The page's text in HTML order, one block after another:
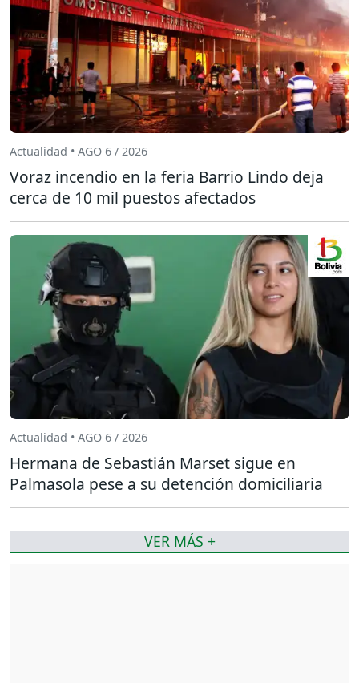
Actualidad • AGO 6 / 2026
Voraz incendio en la feria Barrio Lindo deja
cerca de 10 mil puestos afectados
Actualidad • AGO 6 / 2026
Hermana de Sebastián Marset sigue en
Palmasola pese a su detención domiciliaria
VER MÁS +